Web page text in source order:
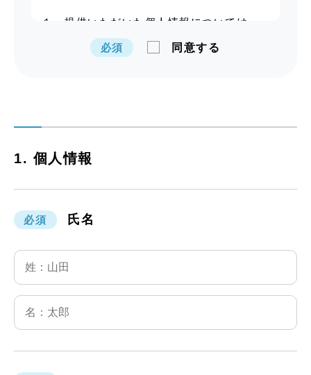
１ 提供いただいた個人情報については、
職業紹介、就職斡旋、求人案内等の利用目
的の範囲内で利用します。
除き、個人情報の利用目的以外の利用や第
三者への提供はいたしません。
３ 個人情報の漏えい、滅失又は毀損の防
４ 保有する必要がなくなった個人情報
＊お問合せ窓口＊
〒700-8570
岡山市北区内山下2-4-6
必須 同意する
1. 個人情報
必須 氏名